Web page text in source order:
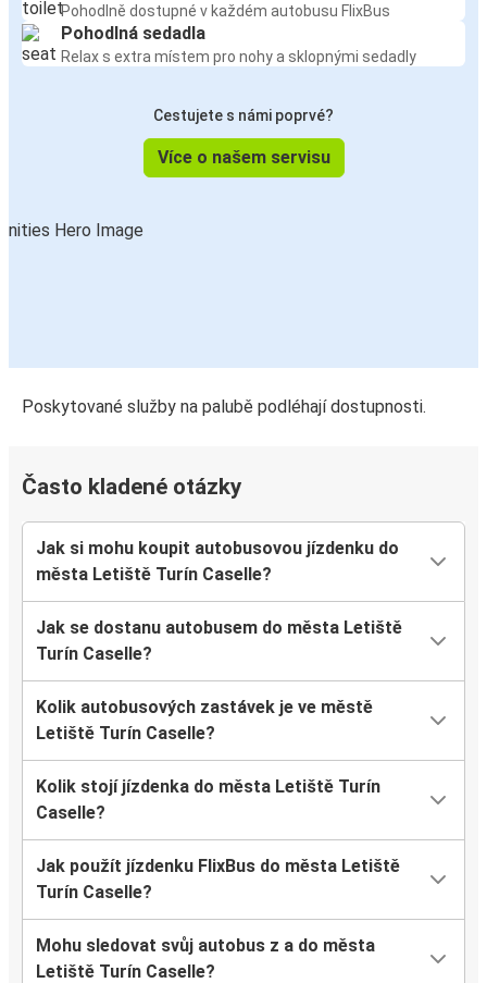
Pohodlně dostupné v každém autobusu FlixBus
Pohodlná sedadla
Relax s extra místem pro nohy a sklopnými sedadly
Cestujete s námi poprvé?
Více o našem servisu
Poskytované služby na palubě podléhají dostupnosti.
Často kladené otázky
Jak si mohu koupit autobusovou jízdenku do
města Letiště Turín Caselle?
Jak se dostanu autobusem do města Letiště
Turín Caselle?
Kolik autobusových zastávek je ve městě
Letiště Turín Caselle?
Kolik stojí jízdenka do města Letiště Turín
Caselle?
Jak použít jízdenku FlixBus do města Letiště
Turín Caselle?
Mohu sledovat svůj autobus z a do města
Letiště Turín Caselle?